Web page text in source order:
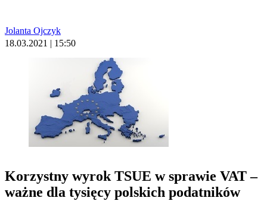
Jolanta Ojczyk
18.03.2021 | 15:50
Korzystny wyrok TSUE w sprawie VAT –
ważne dla tysięcy polskich podatników